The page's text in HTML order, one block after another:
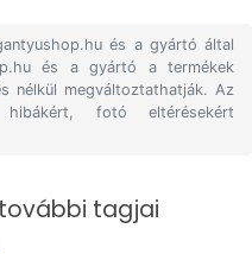
és a gyártó által
és a gyártó a termékek
nélkül megváltoztathatják. Az
fotó eltérésekért
tagjai